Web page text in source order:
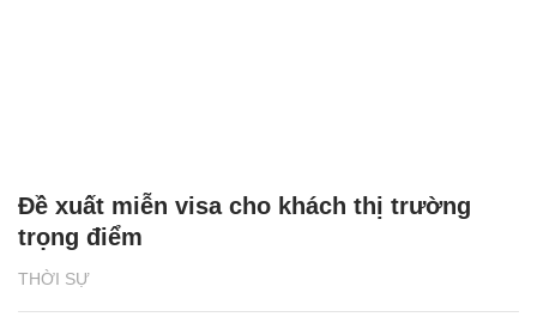
THỜI SỰ
Đề xuất miễn visa cho khách thị trường
trọng điểm